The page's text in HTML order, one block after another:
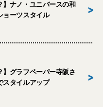
】ナノ・ユニバースの和
ョーツスタイル
>
】グラフペーパー寺阪さ
スタイルアップ
>